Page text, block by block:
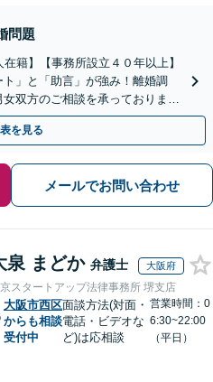
問題
籍】【事務所設立４０年以上】
」と「助言」が強み！離婚調
双方のご相談を承っております
岸和田駅徒歩3分】
を見る
メールでお問い合わせ
泉 まどか 弁護士 大阪府
スタートアップ法律事務所 堺支店
大阪市西区
からも相談
受付中
面談方法(対面・
電話・ビデオな
ど)は応相談
営業時間：0
6:30~22:00
（平日）